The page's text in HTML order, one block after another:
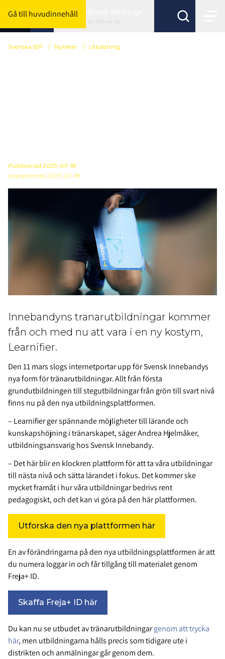
Gå till huvudinnehållSmåland-Blekinge
Byt förbund här
Svenska IBF / Nyheter / Utbildning
Publicerad 2025-03-18
Uppdaterad 2025-03-18
Innebandyns tränarutbildningar kommer
från och med nu att vara i en ny kostym,
Learnifier.
Den 11 mars slogs internetportar upp för Svensk Innebandys
nya form för tränarutbildningar. Allt från första
grundutbildningen till stegutbildningar från grön till svart nivå
finns nu på den nya utbildningsplattformen.
– Learnifier ger spännande möjligheter till lärande och
kunskapshöjning i tränarskapet, säger Andrea Hjelmåker,
utbildningsansvarig hos Svensk Innebandy.
– Det här blir en klockren plattform för att ta våra utbildningar
till nästa nivå och sätta lärandet i fokus. Det kommer ske
mycket framåt i hur våra utbildningar bedrivs rent
pedagogiskt, och det kan vi göra på den här plattformen.
Utforska den nya plattformen här
En av förändringarna på den nya utbildningsplattformen är att
du numera loggar in och får tillgång till materialet genom
Freja+ ID.
Skaffa Freja+ ID här
Du kan nu se utbudet av tränarutbildningargenom att trycka
här, men utbildningarna hålls precis som tidigare ute i
distrikten och anmälningar går genom dem.